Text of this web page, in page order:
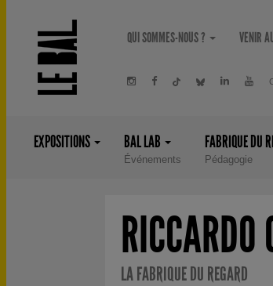
QUI SOMMES-NOUS ? VENIR
EXPOSITIONS BAL LAB
Événements
FABRIQUE DU
Pédagogie
RICCARDO
LA FABRIQUE DU REGARD